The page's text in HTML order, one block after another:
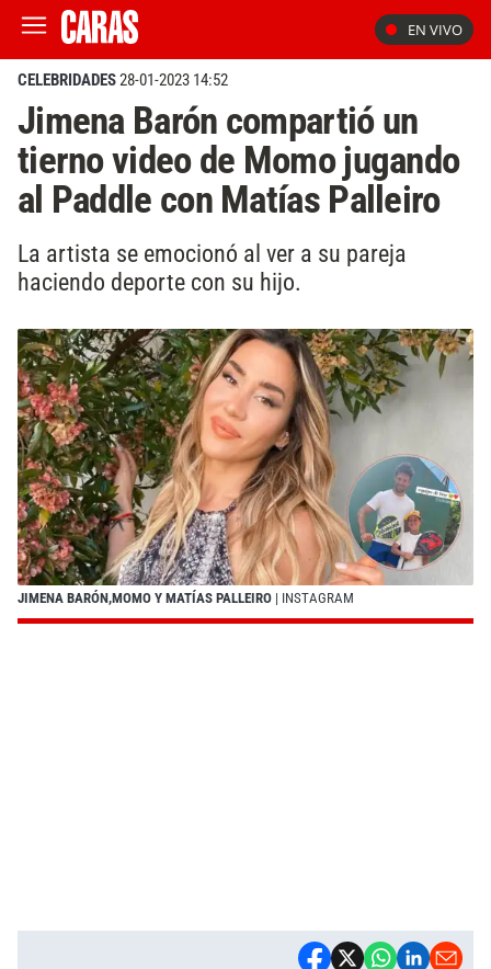
EN VIVO
CELEBRIDADES28-01-2023 14:52
Jimena Barón compartió un
tierno video de Momo jugando
al Paddle con Matías Palleiro
La artista se emocionó al ver a su pareja
haciendo deporte con su hijo.
JIMENA BARÓN,MOMO Y MATÍAS PALLEIRO | INSTAGRAM